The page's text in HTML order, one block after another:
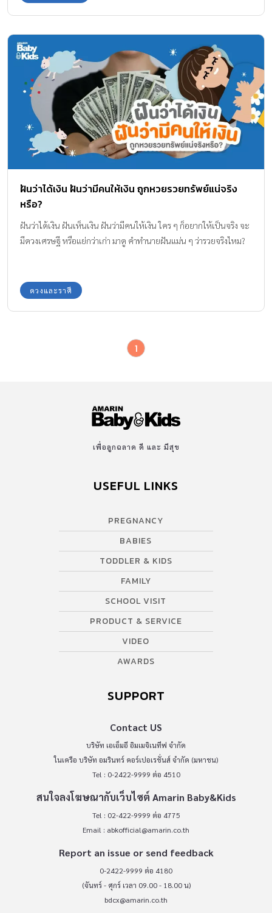
ฝันว่าได้เงิน ฝันว่ามีคนให้เงิน ถูกหวยรวยทรัพย์แน่จริง
หรือ?
ฝันว่าได้เงิน ฝันเห็นเงิน ฝันว่ามีคนให้เงิน ใคร ๆ ก็อยากให้เป็นจริง จะ
มีดวงเศรษฐี หรือแย่กว่าเก่า มาดู คำทำนายฝันแม่น ๆ ว่ารวยจริงไหม?
ดวงและราศี
1
เพื่อลูกฉลาด ดี และ มีสุข
USEFUL LINKS
PREGNANCY
BABIES
TODDLER & KIDS
FAMILY
SCHOOL VISIT
PRODUCT & SERVICE
VIDEO
AWARDS
SUPPORT
Contact US
บริษัท เอเอ็มอี อิมเมจิเนทีฟ จำกัด
ในเครือ บริษัท อมรินทร์ คอร์เปอเรชั่นส์ จำกัด (มหาชน)
Tel : 0-2422-9999 ต่อ 4510
สนใจลงโฆษณากับเว็บไซต์ Amarin Baby&Kids
Tel : 02-422-9999 ต่อ 4775
Email : abkofficial@amarin.co.th
Report an issue or send feedback
0-2422-9999 ต่อ 4180
(จันทร์ - ศุกร์ เวลา 09.00 - 18.00 น)
bdcx@amarin.co.th